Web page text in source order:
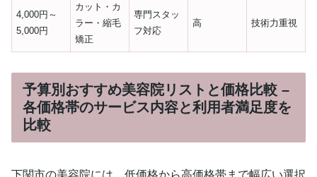
4,000円～
5,000円
カット・カ
ラー・縮毛
矯正
専門スタッ
フ対応
高 技術力重視
予算別おすすめ美容院リストと価格比較 –
各価格帯のサービス内容と利用者満足度を
比較
下関市の美容院には、低価格から高価格帯まで幅広い選択